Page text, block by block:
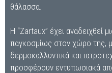
θάλασσα.
Η “Zartaux” έχει αναδειχθεί
παγκοσμίως στον χώρο της,
δερμοκαλλυντικά και
προσφέρουν εντυπωσιακά